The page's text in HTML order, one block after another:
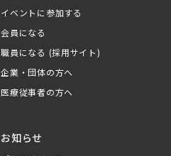
イベントに参加する
会員になる
職員になる (採用サイト)
企業・団体の方へ
医療従事者の方へ
お知らせ